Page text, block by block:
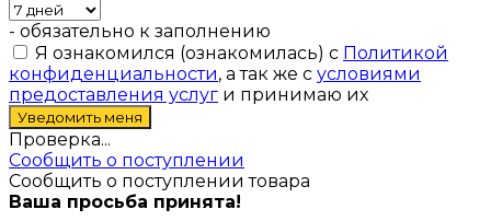
- обязательно к заполнению
Я ознакомился (ознакомилась) с Политикой
конфиденциальности, а так же с условиями
предоставления услуг и принимаю их
Проверка...
Сообщить о поступлении
Сообщить о поступлении товара
Ваша просьба принята!